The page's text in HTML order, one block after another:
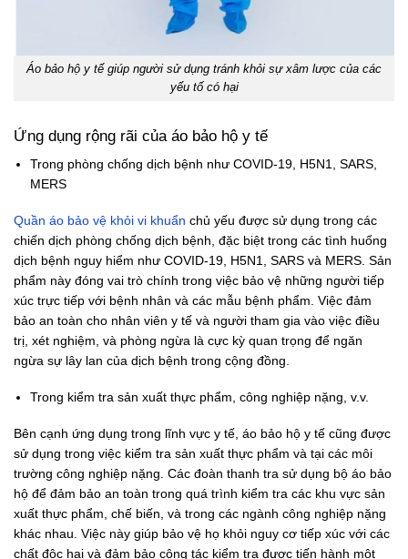
Áo bảo hộ y tế giúp người sử dụng tránh khỏi sự xâm lược của các
yếu tố có hại
Ứng dụng rộng rãi của áo bảo hộ y tế
Trong phòng chống dịch bệnh như COVID-19, H5N1, SARS,
MERS
Quần áo bảo vệ khỏi vi khuẩn chủ yếu được sử dụng trong các
chiến dịch phòng chống dịch bệnh, đặc biệt trong các tình huống
dịch bệnh nguy hiểm như COVID-19, H5N1, SARS và MERS. Sản
phẩm này đóng vai trò chính trong việc bảo vệ những người tiếp
xúc trực tiếp với bệnh nhân và các mẫu bệnh phẩm. Việc đảm
bảo an toàn cho nhân viên y tế và người tham gia vào việc điều
trị, xét nghiệm, và phòng ngừa là cực kỳ quan trọng để ngăn
ngừa sự lây lan của dịch bệnh trong cộng đồng.
Trong kiểm tra sản xuất thực phẩm, công nghiệp nặng, v.v.
Bên cạnh ứng dụng trong lĩnh vực y tế, áo bảo hộ y tế cũng được
sử dụng trong việc kiểm tra sản xuất thực phẩm và tại các môi
trường công nghiệp nặng. Các đoàn thanh tra sử dụng bộ áo bảo
hộ để đảm bảo an toàn trong quá trình kiểm tra các khu vực sản
xuất thực phẩm, chế biến, và trong các ngành công nghiệp nặng
khác nhau. Việc này giúp bảo vệ họ khỏi nguy cơ tiếp xúc với các
chất độc hại và đảm bảo công tác kiểm tra được tiến hành một